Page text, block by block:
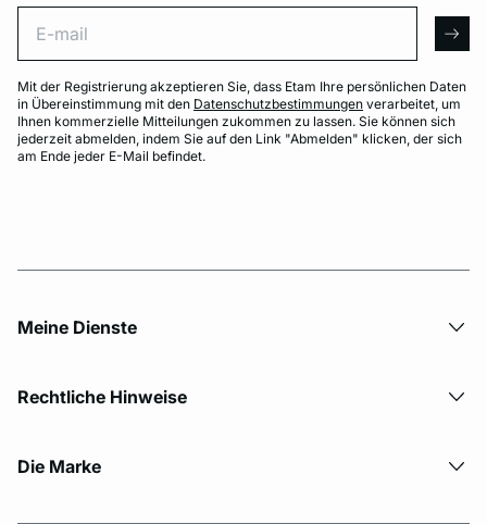
Mit der Registrierung akzeptieren Sie, dass Etam Ihre persönlichen Daten
in Übereinstimmung mit den Datenschutzbestimmungen verarbeitet, um
Ihnen kommerzielle Mitteilungen zukommen zu lassen. Sie können sich
jederzeit abmelden, indem Sie auf den Link "Abmelden" klicken, der sich
am Ende jeder E-Mail befindet.
Meine Dienste
Rechtliche Hinweise
Die Marke